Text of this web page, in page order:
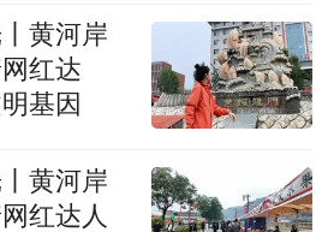
黄河岸
红达
基因
黄河岸
红达人